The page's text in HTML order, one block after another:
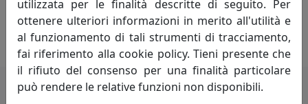
che viene vissuta con la disinvoltura e quel pizzico di
ironia che i tempi moderni richiedono.
utilizzata per le finalità descritte di seguito. Per
ottenere ulteriori informazioni in merito all'utilità e
al funzionamento di tali strumenti di tracciamento,
fai riferimento alla cookie policy. Tieni presente che
il rifiuto del consenso per una finalità particolare
può rendere le relative funzioni non disponibili.